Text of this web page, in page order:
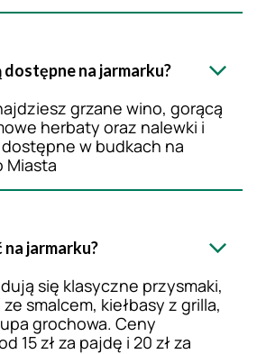
dostępne na jarmarku?
grzane wino, gorącą
herbaty oraz nalewki i
w budkach na
Miasta
na jarmarku?
się klasyczne przysmaki,
smalcem, kiełbasy z grilla,
grochowa. Ceny
15 zł za pajdę i 20 zł za